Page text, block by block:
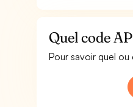
Quel code
Pour savoir quel ou